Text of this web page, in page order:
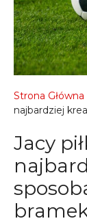
Strona Główna
najbardziej
Jacy